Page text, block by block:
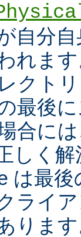
自分
れま
クト
最後
合に
しく
は最
ライ
りま